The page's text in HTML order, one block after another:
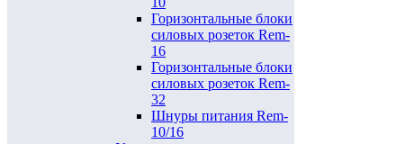
Горизонтальные блоки
силовых розеток Rem-
16
Горизонтальные блоки
силовых розеток Rem-
32
Шнуры питания Rem-
10/16